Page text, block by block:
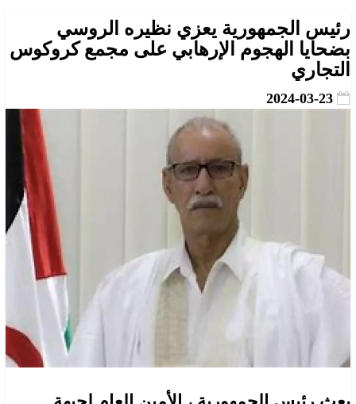
رئيس الجمهورية يعزي نظيره الروسي
بضحايا الهجوم الإرهابي على مجمع كروكوس
التجاري
2024-03-23